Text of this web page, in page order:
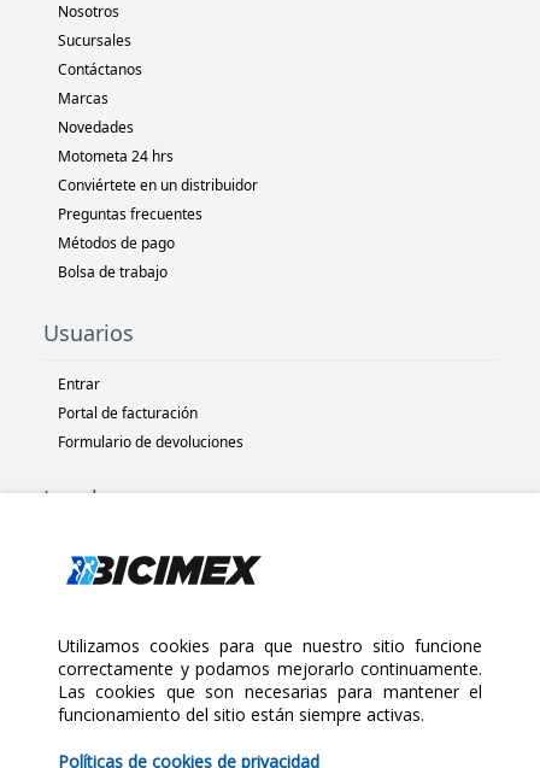
$172.00
Nosotros
Sucursales
Contáctanos
Marcas
Novedades
Motometa 24 hrs
Conviértete en un distribuidor
Preguntas frecuentes
Métodos de pago
Bolsa de trabajo
Usuarios
Entrar
Portal de facturación
Formulario de devoluciones
Legal
Políticas de privacidad
Políticas de devolución
Copyright 2025 Bicimex®. All rights reserved. Today is Sábado,
Agosto 8, 2026
Utilizamos cookies para que nuestro sitio funcione
correctamente y podamos mejorarlo continuamente.
Las cookies que son necesarias para mantener el
funcionamiento del sitio están siempre activas.
Políticas de cookies de privacidad